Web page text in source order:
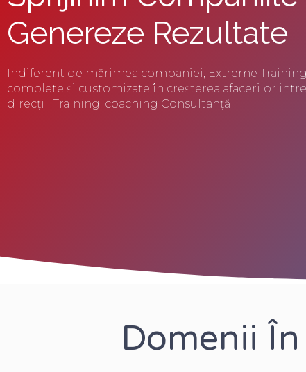
Genereze Rezultate
Indiferent de mărimea companiei, Extreme
complete și customizate în creșterea afacerilor
direcții: Training, coaching Consultanță
Domenii